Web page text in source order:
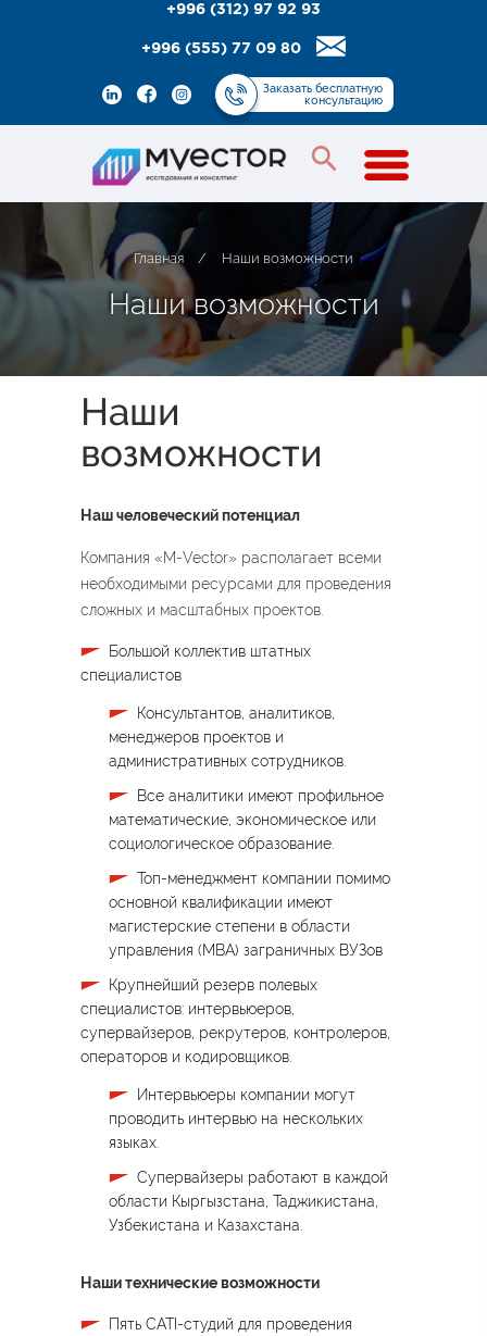
+996 (312) 97 92 93
+996 (555) 77 09 80
Заказатьбесплатную
консультацию
Главная / Наши возможности
Наши возможности
Наши
возможности
Наш человеческий потенциал
Компания «M-Vector» располагает всеми
необходимыми ресурсами для проведения
сложных и масштабных проектов.
Большой коллектив штатных
специалистов
Консультантов, аналитиков,
менеджеров проектов и
административных сотрудников.
Все аналитики имеют профильное
математические, экономическое или
социологическое образование.
Топ-менеджмент компании помимо
основной квалификации имеют
магистерские степени в области
управления (MBA) заграничных ВУЗов
Крупнейший резерв полевых
специалистов: интервьюеров,
супервайзеров, рекрутеров, контролеров,
операторов и кодировщиков.
Интервьюеры компании могут
проводить интервью на нескольких
языках.
Супервайзеры работают в каждой
области Кыргызстана, Таджикистана,
Узбекистана и Казахстана.
Наши технические возможности
Пять CATI-студий для проведения